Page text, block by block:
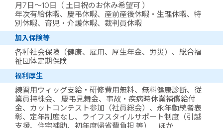
月7日～10日（ 土日祝のお休み希望可 ）
年次有給休暇、慶弔休暇、産前産後休暇・生理休暇、特
別休暇、育児・介護休暇、裁判員休暇
加入保険等
各種社会保険（健康、雇用、厚生年金、労災）、総合福
祉団体定期保険
福利厚生
練習用ウィッグ支給・研修費用無料、無料健康診断、従
業員持株会、 慶弔見舞金、事故・疾病時休業補償給付
金、カットコンテスト参加（社員総会）、永年勤続者表
彰、定年制度なし、ライフスタイルサポート制度（引越
支援、住宅補助、初年度帰省費負担 等） ほか